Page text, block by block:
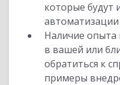
которые будут
Наличие
в вашей или
обратиться к
примеры